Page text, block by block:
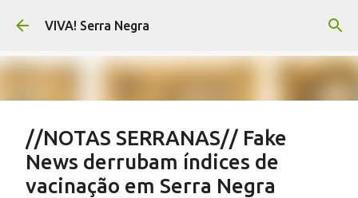
Pular para o conteúdo principal
VIVA! Serra Negra
//NOTAS SERRANAS// Fake
News derrubam índices de
vacinação em Serra Negra